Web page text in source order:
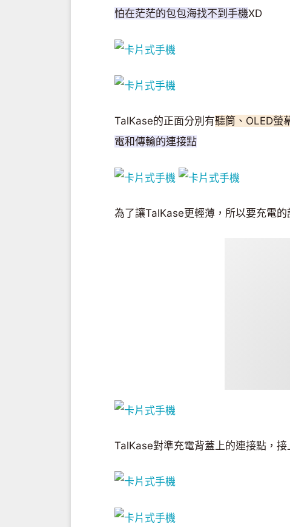
怕在茫茫的包包海找不到手機XD
TalKase的正面分別有聽筒、OLED螢
電和傳輸的連接點
為了讓TalKase更輕薄，所以要充電的
TalKase對準充電背蓋上的連接點，